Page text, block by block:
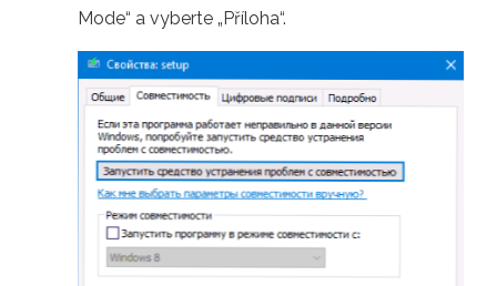
Mode“ a vyberte „Příloha“.